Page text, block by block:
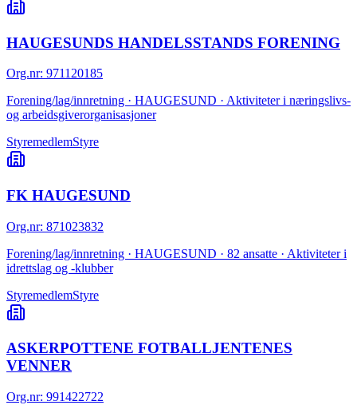
HAUGESUNDS HANDELSSTANDS FORENING
Org.nr: 971120185
Forening/lag/innretning · HAUGESUND · Aktiviteter i næringslivs-
og arbeidsgiverorganisasjoner
StyremedlemStyre
FK HAUGESUND
Org.nr: 871023832
Forening/lag/innretning · HAUGESUND · 82 ansatte · Aktiviteter i
idrettslag og -klubber
StyremedlemStyre
ASKERPOTTENE FOTBALLJENTENES
VENNER
Org.nr: 991422722